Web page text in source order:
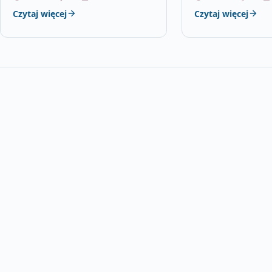
a45 amg otomoto, audi a4 b8…
Czytaj więcej Czytaj więcej